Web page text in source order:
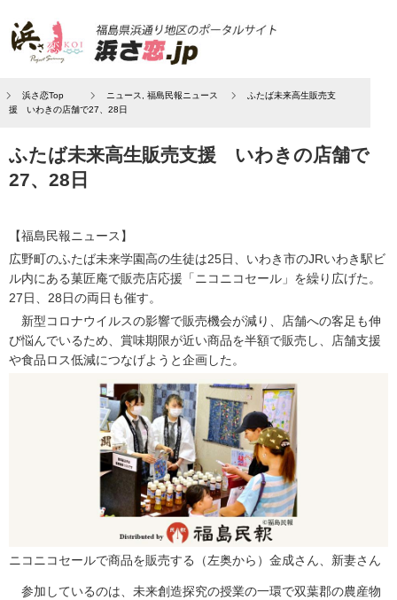
浜さ恋Top ニュース 福島民報ニュース
ふたば未来高生販売支
援 いわきの店舗で27、28日
ふたば未来高生販売支援 いわきの店舗で
27、28日
【福島民報ニュース】
広野町のふたば未来学園高の生徒は25日、いわき市のJRいわき駅ビ
ル内にある菓匠庵で販売店応援「ニコニコセール」を繰り広げた。
27日、28日の両日も催す。
新型コロナウイルスの影響で販売機会が減り、店舗への客足も伸
び悩んでいるため、賞味期限が近い商品を半額で販売し、店舗支援
や食品ロス低減につなげようと企画した。
ニコニコセールで商品を販売する（左奥から）金成さん、新妻さん
参加しているのは、未来創造探究の授業の一環で双葉郡の農産物